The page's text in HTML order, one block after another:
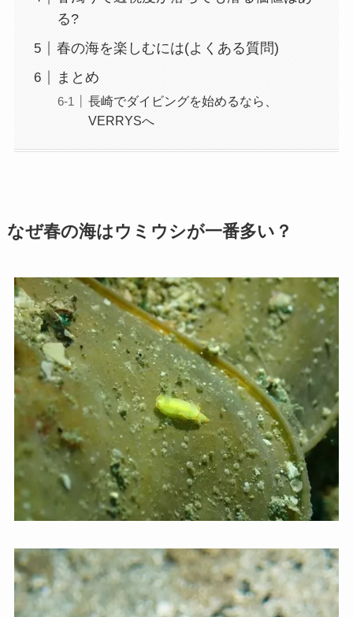
る?
春の海を楽しむには(よくある質問)
まとめ
長崎でダイビングを始めるなら、
VERRYSへ
なぜ春の海はウミウシが一番多い？